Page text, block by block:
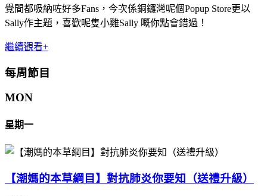
覺間都吸納咗好多Fans，今次係銅鑼灣呢個Popup Store更以
Sally作主題，喜歡呢隻小雞Sally 嘅你點會錯過！
繼續觀看+
每周節目
MON
星期一
【潮媽的本草綱目】對抗肺炎你要知（送禮升級）